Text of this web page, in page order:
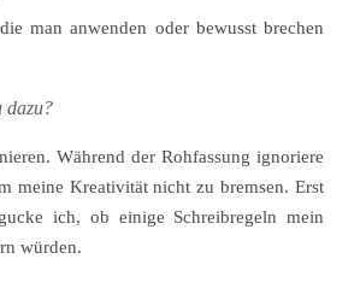
man anwenden oder bewusst brechen
dazu?
Während der Rohfassung ignoriere
meine Kreativität nicht zu bremsen. Erst
ich, ob einige Schreibregeln mein
würden.